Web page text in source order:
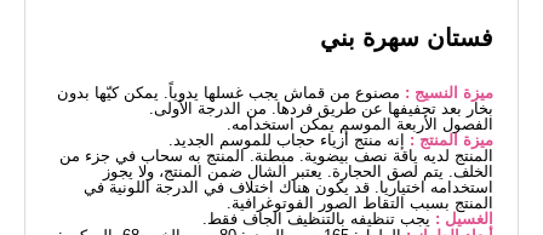
فستان سهرة بني
ميزة النسيج : مصنوع من قماش يجب غسلها يدوياً. يمكن كيّها بدون
بخار بعد تجفيفها عن طريق فردها. من الدرجة الأولى.
الفصول الأربعة الموسم يمكن استخدامه.
ميزة المنتج : إنه منتج أزياء حجاب للموسم الجديد.
المنتج لديه ياقة نصف بيضوية. مبطنة. المنتج به سحاب في جزء من
الخلف. يتم لصق الحجارة. يعتبر الشال ضمن المنتج، ولا يجوز
استخدامه اختياريا. قد يكون هناك اختلاف في الدرجة اللونية في
المنتج بسبب التقاط الصور الفوتوغرافية.
الغسيل : يجب تنظيفه بالتنظيف الجاف فقط.